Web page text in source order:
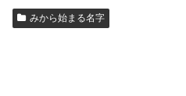
みから始まる名字